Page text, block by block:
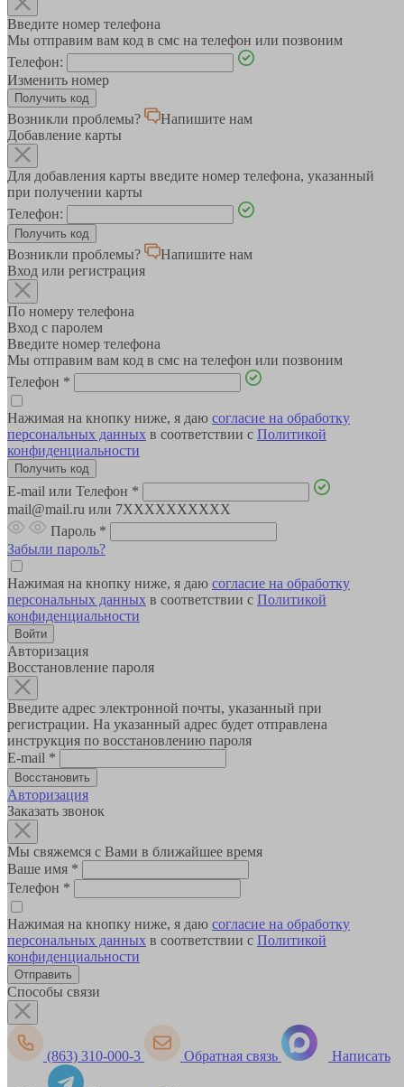
Введите номер телефона
Мы отправим вам код в смс на телефон или позвоним
Телефон:
Изменить номер
Возникли проблемы?
Напишите нам
Добавление карты
Для добавления карты введите номер телефона, указанный
при получении карты
Телефон:
Возникли проблемы?
Напишите нам
Вход или регистрация
По номеру телефона
Вход с паролем
Введите номер телефона
Мы отправим вам код в смс на телефон или позвоним
Телефон *
Нажимая на кнопку ниже, я даю согласие на обработку
персональных данных в соответствии с Политикой
конфиденциальности
E-mail или Телефон *
mail@mail.ru или 7XXXXXXXXXX
Пароль *
Забыли пароль?
Нажимая на кнопку ниже, я даю согласие на обработку
персональных данных в соответствии с Политикой
конфиденциальности
Авторизация
Восстановление пароля
Введите адрес электронной почты, указанный при
регистрации. На указанный адрес будет отправлена
инструкция по восстановлению пароля
E-mail *
Авторизация
Заказать звонок
Мы свяжемся с Вами в ближайшее время
Ваше имя *
Телефон *
Нажимая на кнопку ниже, я даю согласие на обработку
персональных данных в соответствии с Политикой
конфиденциальности
Способы связи
(863) 310-000-3 Обратная связь Написать